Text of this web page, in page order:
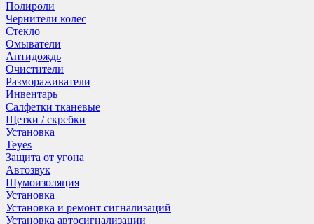
Полироли
Чернители колес
Стекло
Омыватели
Антидождь
Очистители
Размораживатели
Инвентарь
Салфетки тканевые
Щетки / скребки
Установка
Teyes
Защита от угона
Автозвук
Шумоизоляция
Установка
Установка и ремонт сигнализаций
Установка автосигнализации